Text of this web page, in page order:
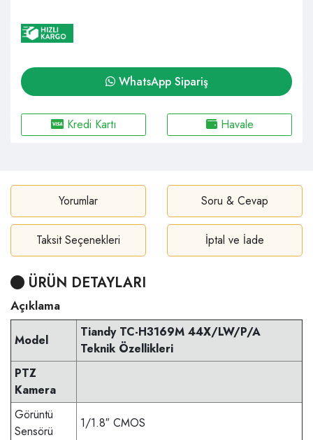
WhatsApp Sipariş
Kredi Kartı Havale
Yorumlar Soru & Cevap
Taksit Seçenekleri İptal ve İade
ÜRÜN DETAYLARI
Açıklama
Model
Tiandy TC-H3169M 44X/LW/P/A
Teknik Özellikleri
PTZ
Kamera
Görüntü
Sensörü
1/1.8″ CMOS